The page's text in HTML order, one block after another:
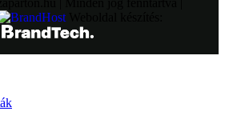
Weboldal készítés: